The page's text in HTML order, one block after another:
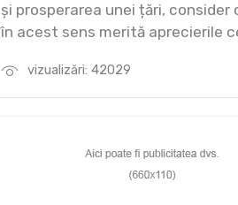
vizualizări: 42029
și prosperarea unei țări,
în acest sens merită aprecierile